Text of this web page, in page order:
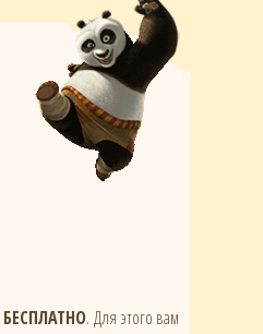
БЕСПЛАТНО. Для этого вам